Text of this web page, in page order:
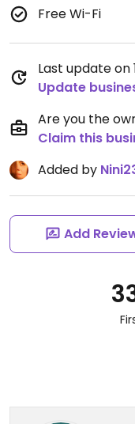
Free Wi-Fi
Last update on
Update
Are you the
Claim this
Added by
Add